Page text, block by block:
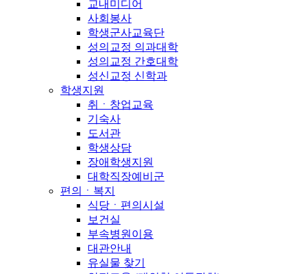
교내미디어
사회봉사
학생군사교육단
성의교정 의과대학
성의교정 간호대학
성신교정 신학과
학생지원
취ㆍ창업교육
기숙사
도서관
학생상담
장애학생지원
대학직장예비군
편의ㆍ복지
식당ㆍ편의시설
보건실
부속병원이용
대관안내
유실물 찾기